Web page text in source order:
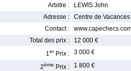
Arbitre :
LEWIS John
Adresse :
Centre de
Contact :
Total des prix :
12 000 €
1er Prix : 3 000 €
2ème Prix : 1 800 €